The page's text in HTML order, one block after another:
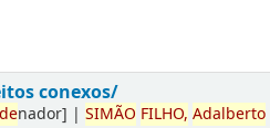
conexos/
denador] |SIMÃO FILHO, Adalberto